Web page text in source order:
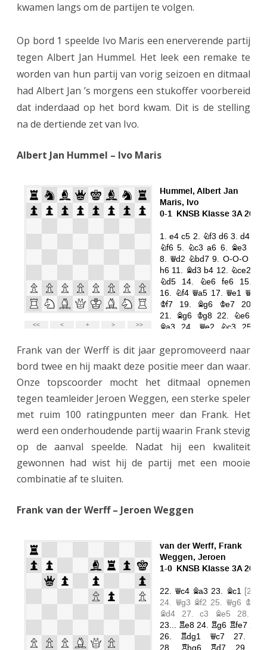
v
e
t
n
v
a
n
D
T
e
e
a
l
e
n
kwamen langs om de partijen te volgen.
Op bord 1 speelde Ivo Maris een enerverende partij
tegen Albert Jan Hummel. Het leek een remake te
worden van hun partij van vorig seizoen en ditmaal
had Albert Jan ’s morgens een stukoffer voorbereid
dat inderdaad op het bord kwam. Dit is de stelling
na de dertiende zet van Ivo.
Albert Jan Hummel – Ivo Maris
Frank van der Werff is dit jaar gepromoveerd naar
bord twee en hij maakt deze positie meer dan waar.
Onze topscoorder mocht het ditmaal opnemen
tegen teamleider Jeroen Weggen, een sterke speler
met ruim 100 ratingpunten meer dan Frank. Het
werd een onderhoudende partij waarin Frank stevig
op de aanval speelde. Nadat hij een kwaliteit
gewonnen had wist hij de partij met een mooie
combinatie af te sluiten.
Frank van der Werff – Jeroen Weggen